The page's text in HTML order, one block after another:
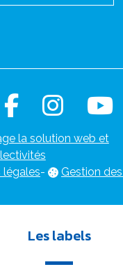
la solution web et
légales- Gestion
Les labels